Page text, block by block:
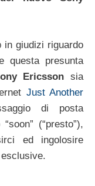
in giudizi riguardo
questa presunta
Ericsson sia
Just Another
di posta
(“presto”),
ed ingolosire